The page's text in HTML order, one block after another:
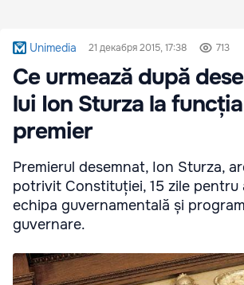
Unimedia 21 декабря 2015, 17:38 713
Ce urmează după
lui Ion Sturza la
premier
Premierul desemnat, Ion Sturza,
potrivit Constituției, 15 zile pentru
echipa guvernamentală și
guvernare.